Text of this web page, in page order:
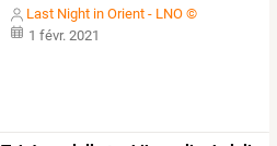
Last Night in Orient - LNO ©
1 févr. 2021